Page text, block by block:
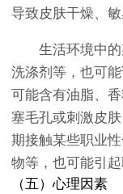
导致皮肤干燥、
生活环境中
洗涤剂等，也可
可能含有油脂、
塞毛孔或刺激皮
期接触某些职业
物等，也可能引起
（五）心理因素